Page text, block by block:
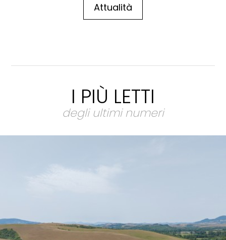
Attualità
I PIÙ LETTI
degli ultimi numeri